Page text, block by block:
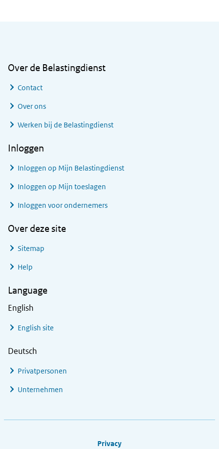
Over de Belastingdienst
Contact
Over ons
Werken bij de Belastingdienst
Inloggen
Inloggen op Mijn Belastingdienst
Inloggen op Mijn toeslagen
Inloggen voor ondernemers
Over deze site
Sitemap
Help
Language
English
English site
Deutsch
Privatpersonen
Unternehmen
Privacy